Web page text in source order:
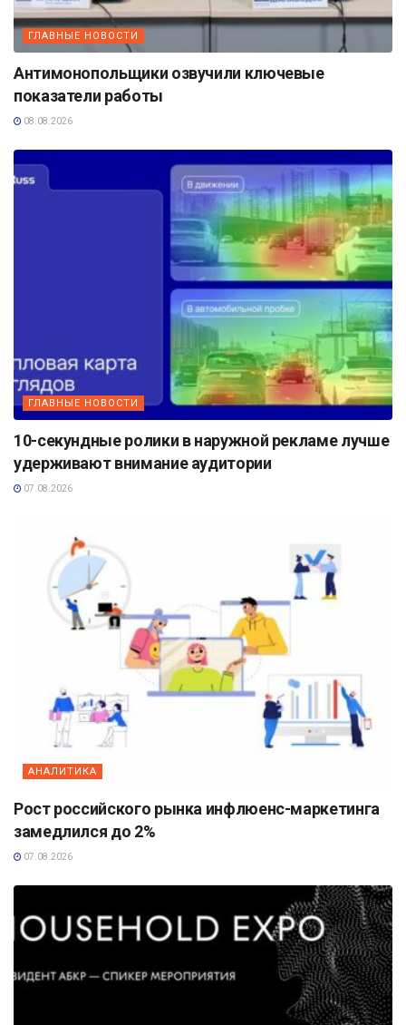
ГЛАВНЫЕ НОВОСТИ
Антимонопольщики озвучили ключевые
показатели работы
08.08.2026
ГЛАВНЫЕ НОВОСТИ
10-секундные ролики в наружной рекламе лучше
удерживают внимание аудитории
07.08.2026
АНАЛИТИКА
Рост российского рынка инфлюенс-маркетинга
замедлился до 2%
07.08.2026